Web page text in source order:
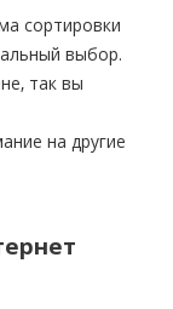
сортировки
выбор.
так вы
на другие